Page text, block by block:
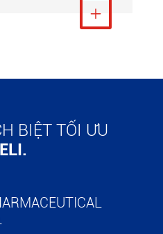
Xem thêm

BIỆT TỐI ƯU